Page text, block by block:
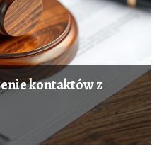
kontaktów z